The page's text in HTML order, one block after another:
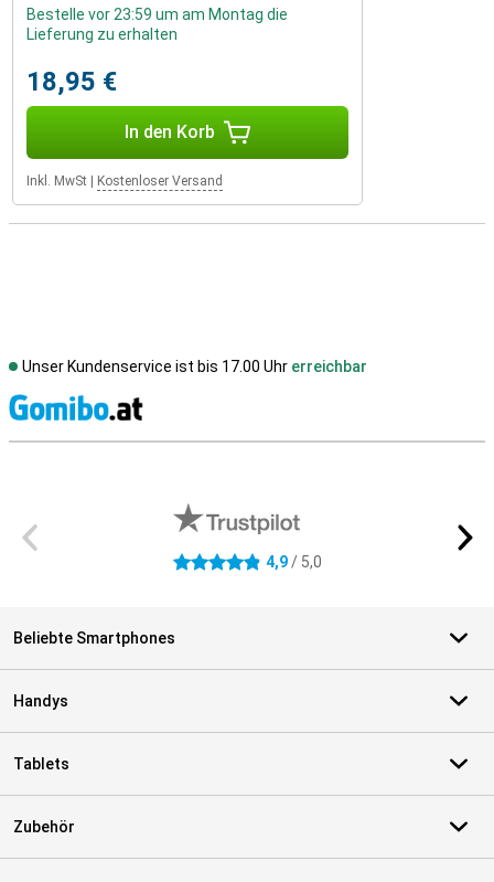
Bestelle vor 23:59 um am Montag die
Lieferung zu erhalten
18,95 €
In den Korb
Inkl. MwSt Kostenloser Versand
Unser Kundenservice ist bis 17.00 Uhr erreichbar
4.9 Sterne 4,9/ 5,0
Beliebte Smartphones
Handys
Tablets
Zubehör